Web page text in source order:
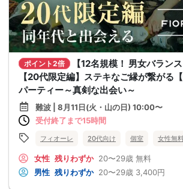
ポイント2倍
【12名規模！ 男女バランス
【20代限定編】ステキなご縁が繋がる
パーティー～真剣な出会い～
難波 | 8月11日(火・山の日) 10:00〜
受付終了まで15時間
フィオーレ 20代向け 個室 女性無
女性 残りわずか 20〜29歳 無料
男性 残りわずか 20〜29歳 3,400円